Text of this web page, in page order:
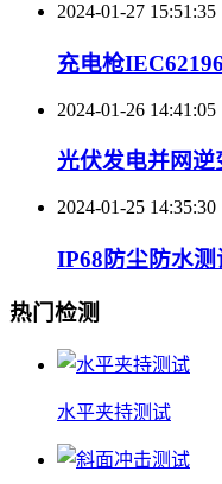
2024-01-27 15:51:35
充电枪
2024-01-26 14:41:05
光伏发电并网
2024-01-25 14:35:30
IP68防尘防水测
热门检测
水平夹持测试